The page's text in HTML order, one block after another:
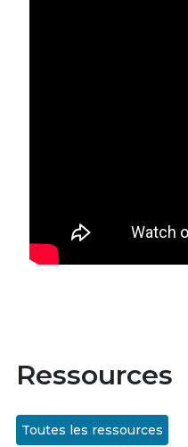
Ressources
Toutes les ressources